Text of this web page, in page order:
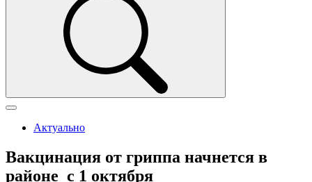
Актуально
Вакцинация от гриппа начнется в
районе с 1 октября